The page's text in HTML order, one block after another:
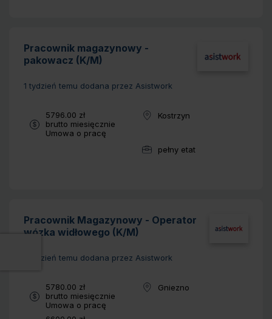
Pracownik magazynowy -
pakowacz (K/M)
1 tydzień temu dodana przez Asistwork
Wynagrodzenie:
5796.00 zł
brutto miesięcznie
Typ umowy:
Umowa o pracę
Lokalizacja:
Kostrzyn
Wymiar pracy:
pełny etat
Pracownik Magazynowy - Operator
wózka widłowego (K/M)
1 tydzień temu dodana przez Asistwork
Wynagrodzenie:
5780.00 zł
brutto miesięcznie
Typ umowy:
Umowa o pracę
Lokalizacja:
Gniezno